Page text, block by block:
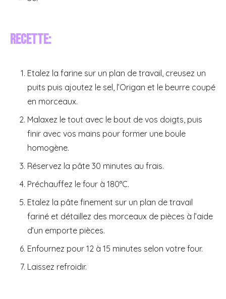
Recette:
Etalez la farine sur un plan de travail, creusez un
puits puis ajoutez le sel, l’Origan et le beurre coupé
en morceaux.
Malaxez le tout avec le bout de vos doigts, puis
finir avec vos mains pour former une boule
homogène.
Réservez la pâte 30 minutes au frais.
Préchauffez le four à 180°C.
Etalez la pâte finement sur un plan de travail
fariné et détaillez des morceaux de pièces à l’aide
d’un emporte pièces.
Enfournez pour 12 à 15 minutes selon votre four.
Laissez refroidir.